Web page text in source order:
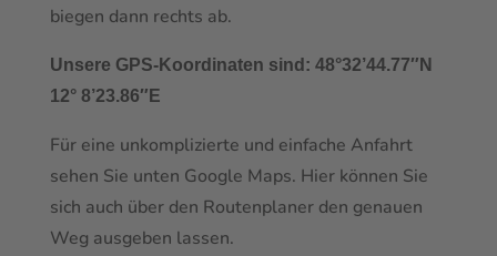
biegen dann rechts ab.
Unsere GPS-Koordinaten sind: 48°32’44.77″N
12° 8’23.86″E
Für eine unkomplizierte und einfache Anfahrt
sehen Sie unten Google Maps. Hier können Sie
sich auch über den Routenplaner den genauen
Weg ausgeben lassen.